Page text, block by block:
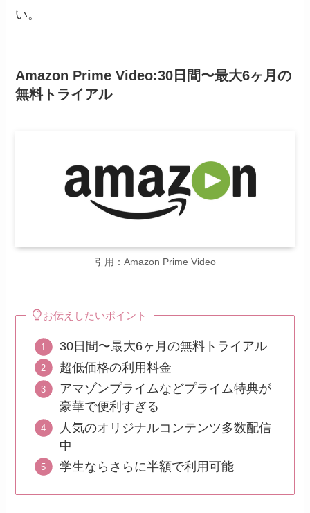
い。
Amazon Prime Video:30日間〜最大6ヶ月の
無料トライアル
引用：Amazon Prime Video
お伝えしたいポイント
30日間〜最大6ヶ月の無料トライアル
超低価格の利用料金
アマゾンプライムなどプライム特典が
豪華で便利すぎる
人気のオリジナルコンテンツ多数配信
中
学生ならさらに半額で利用可能